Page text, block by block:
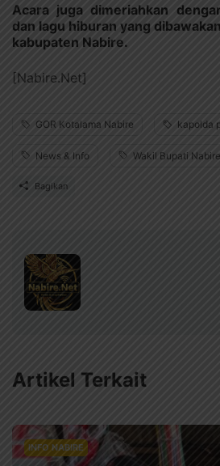
Acara juga dimeriahkan
dan lagu hiburan yang
kabupaten Nabire.
[Nabire.Net]
GOR Kotalama Nabire kapolda
News & Info Wakil Bupati Nabire
Bagikan
Artikel Terkait
INFO NABIRE